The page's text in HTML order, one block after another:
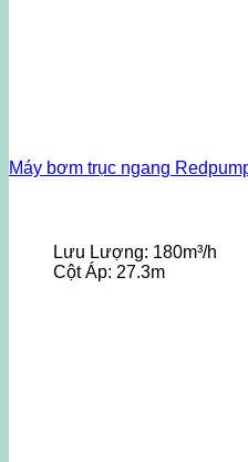
Máy bơm trục ngang
Lưu Lượng: 180m³/h
Cột Áp: 27.3m